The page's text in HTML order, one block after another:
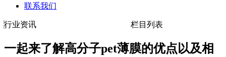
联系我们
行业资讯 栏目列表
一起来了解高分子pet薄膜的优点以及相